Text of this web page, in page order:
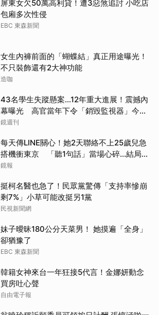
屏東女欠50萬高利貸！遭3惡煞追討 小吃店
包廂多次性侵
EBC 東森新聞
女生內褲前面的「蝴蝶結」真正用途曝光！
不只裝飾還有2大神功能
造咖
43名學生失蹤懸案...12年重大進展！震撼內
幕曝光 高官當年下令「銷毀監視器」今遭
逮
鏡週刊
每天傳LINE關心！她2天聯絡不上25歲兒急
搭機衝東京 「聽1句話」當場心碎...結局看
哭網
鏡報
挺柯名醫也急了！民眾黨驚傳「支持率慘崩
剩7%」小草可能改挺另1黨
民視新聞網
妹子曖昧180公分天菜男！ 她摸遍「全身」
卻猶豫了
EBC 東森新聞
韓籍女神來台一年狂接5代言！金娜妍動念
買房吐心聲
自由電子報